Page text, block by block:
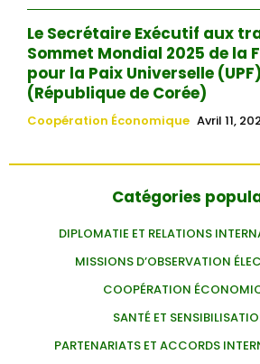
Le Secrétaire Exécutif aux
Sommet Mondial 2025 de la
pour la Paix Universelle
(République de Corée)
Coopération Économique Avril 11,
Catégories
DIPLOMATIE ET RELATIONS
MISSIONS D’OBSERVATION
COOPÉRATION
SANTÉ ET
PARTENARIATS ET ACCORDS